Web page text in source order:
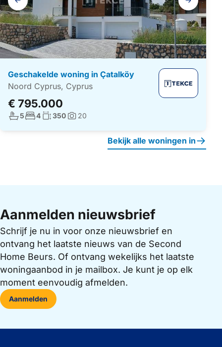
navigatie
Geschakelde woning in Çatalköy
Noord Cyprus, Cyprus
€ 795.000
Aantal badkamers:
5Aantal slaapkamers:
4Woonoppervlakte:
350Foto's:
20
Bekijk alle woningen in
Aanmelden nieuwsbrief
Schrijf je nu in voor onze nieuwsbrief en
ontvang het laatste nieuws van de Second
Home Beurs. Of ontvang wekelijks het laatste
woningaanbod in je mailbox. Je kunt je op elk
moment eenvoudig afmelden.
Aanmelden